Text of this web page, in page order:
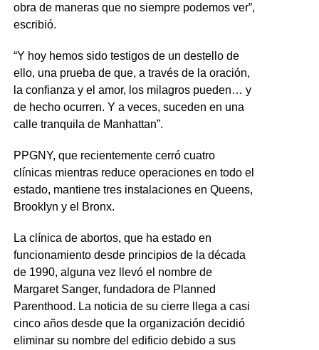
obra de maneras que no siempre podemos ver”,
escribió.
“Y hoy hemos sido testigos de un destello de
ello, una prueba de que, a través de la oración,
la confianza y el amor, los milagros pueden… y
de hecho ocurren. Y a veces, suceden en una
calle tranquila de Manhattan”.
PPGNY, que recientemente cerró cuatro
clínicas mientras reduce operaciones en todo el
estado, mantiene tres instalaciones en Queens,
Brooklyn y el Bronx.
La clínica de abortos, que ha estado en
funcionamiento desde principios de la década
de 1990, alguna vez llevó el nombre de
Margaret Sanger, fundadora de Planned
Parenthood. La noticia de su cierre llega a casi
cinco años desde que la organización decidió
eliminar su nombre del edificio debido a sus